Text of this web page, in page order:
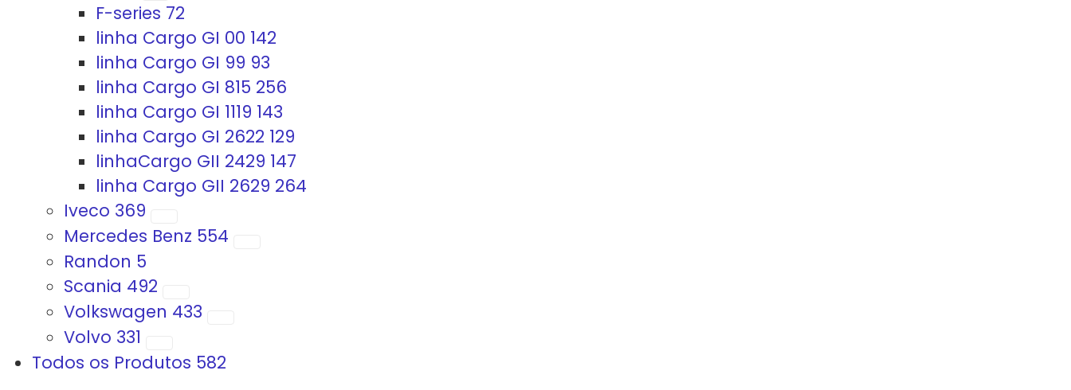
F-series 72
linha Cargo GI 00 142
linha Cargo GI 99 93
linha Cargo GI 815 256
linha Cargo GI 1119 143
linha Cargo GI 2622 129
linhaCargo GII 2429 147
linha Cargo GII 2629 264
Iveco 369
Mercedes Benz 554
Randon 5
Scania 492
Volkswagen 433
Volvo 331
Todos os Produtos 582